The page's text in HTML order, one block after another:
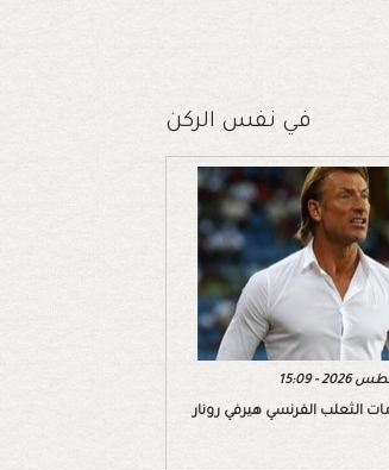
في نفس الركن
الثعلب الفرنسي هيرفي رونار